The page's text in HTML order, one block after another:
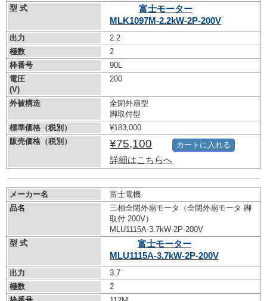
型 式
富士モーター
MLK1097M-2.2kW-2P-200V
出力
2.2
極数
2
枠番号
90L
電圧
(V)
200
外被構造
全閉外扇型
脚取付型
標準価格（税別）
¥183,000
販売価格（税別）
¥75,100
詳細はこちらへ
カートに入れる
メーカー名
富士電機
品名
三相全閉外扇モータ（全閉外扇モータ 脚
取付 200V）
MLU1115A-3.7kW-2P-200V
型 式
富士モーター
MLU1115A-3.7kW-2P-200V
出力
3.7
極数
2